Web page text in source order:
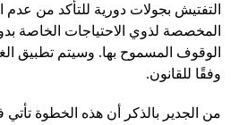
التفتيش بجولات دورية للتأكد من
المخصصة لذوي الاحتياجات الخاصة
الوقوف المسموح بها. وسيتم تطبيق
وفقًا للقانون.
من الجدير بالذكر أن هذه الخطوة